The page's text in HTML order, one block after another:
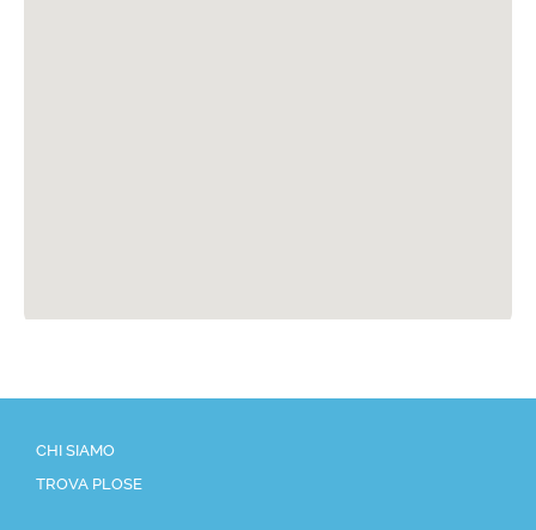
CHI SIAMO
TROVA PLOSE